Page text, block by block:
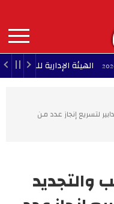
contenu
principal
MAIN
NAVIGATION
الإدارية للبلديين تُعلن
لتسريع إنجاز عدد مـن
والتجديد